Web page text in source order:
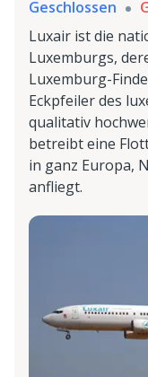
Geschlossen
Luxair ist die
Luxemburgs,
Luxemburg-
Eckpfeiler des
qualitativ
betreibt eine
in ganz Europa,
anfliegt.